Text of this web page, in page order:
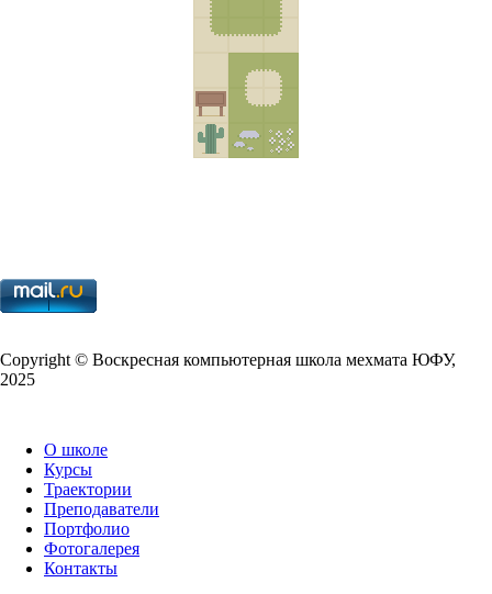
Copy­right © Воскресная компьютерная школа мехмата ЮФУ,
2025
О школе
Курсы
Траектории
Преподаватели
Портфолио
Фотогалерея
Контакты